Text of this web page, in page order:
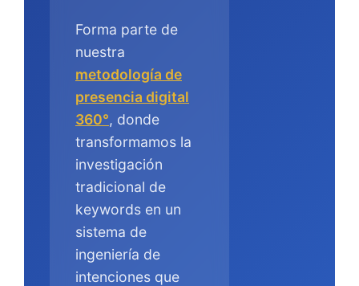
Forma parte de
nuestra
metodología de
presencia digital
360°, donde
transformamos la
investigación
tradicional de
keywords en un
sistema de
ingeniería de
intenciones que